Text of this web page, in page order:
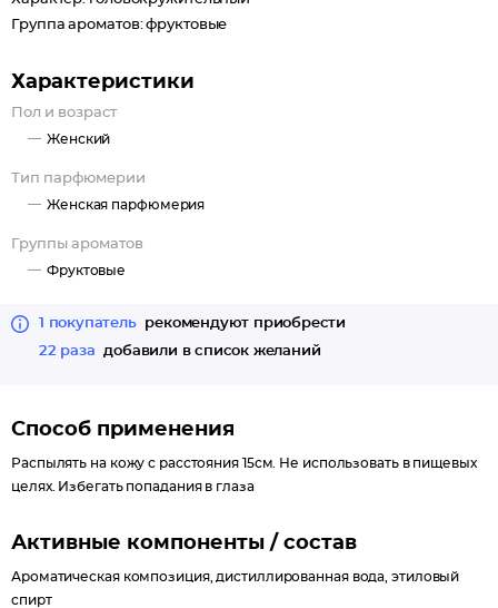
Группа ароматов: фруктовые
Характеристики
Пол и возраст
Женский
Тип парфюмерии
Женская парфюмерия
Группы ароматов
Фруктовые
1 покупатель
рекомендуют приобрести
22 раза
добавили в список желаний
Способ применения
Распылять на кожу с расстояния 15см. Не использовать в пищевых
целях. Избегать попадания в глаза
Активные компоненты / состав
Ароматическая композиция, дистиллированная вода, этиловый
спирт